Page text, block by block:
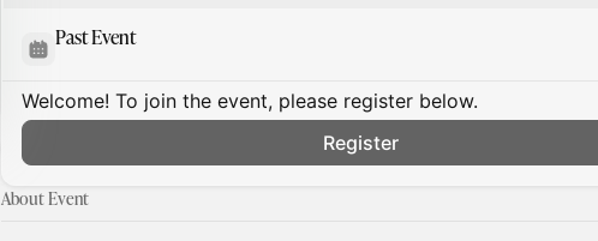
Past Event
Welcome! To join the event, please register below.
Register
About Event